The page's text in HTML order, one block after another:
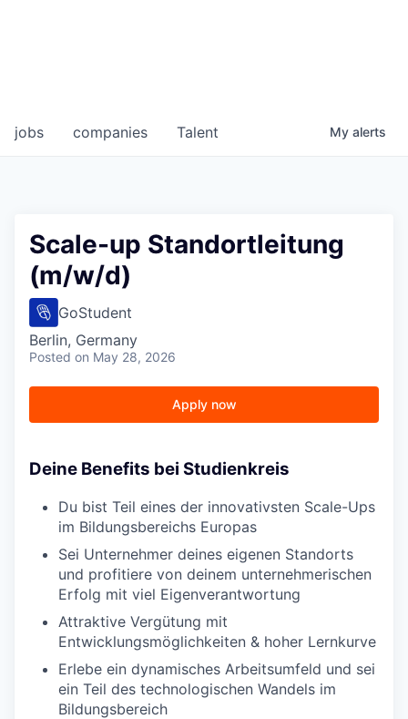
jobs companies Talent My alerts
Scale-up Standortleitung
(m/w/d)
GoStudent
Berlin, Germany
Posted on May 28, 2026
Apply now
Deine Benefits bei Studienkreis
Du bist Teil eines der innovativsten Scale-Ups
im Bildungsbereichs Europas
Sei Unternehmer deines eigenen Standorts
und profitiere von deinem unternehmerischen
Erfolg mit viel Eigenverantwortung
Attraktive Vergütung mit
Entwicklungsmöglichkeiten & hoher Lernkurve
Erlebe ein dynamisches Arbeitsumfeld und sei
ein Teil des technologischen Wandels im
Bildungsbereich